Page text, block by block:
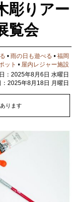
彫りアー
覧会
•雨の日も遊べる •福岡
ット • 屋内レジャー施設
：2025年8月6日 水曜日
：2025年8月18日 月曜日
ります